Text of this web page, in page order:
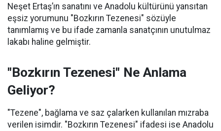
Neşet Ertaş’ın sanatını ve Anadolu kültürünü yansıtan
eşsiz yorumunu "Bozkırın Tezenesi" sözüyle
tanımlamış ve bu ifade zamanla sanatçının unutulmaz
lakabı haline gelmiştir.
"Bozkırın Tezenesi" Ne Anlama
Geliyor?
"Tezene", bağlama ve saz çalarken kullanılan mızraba
verilen isimdir. "Bozkırın Tezenesi" ifadesi ise Anadolu